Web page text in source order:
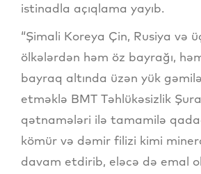
istinadla açıqlama yayıb.
“Şimali Koreya Çin, Rusiya və
ölkələrdən həm öz bayrağı,
bayraq altında üzən yük
etməklə BMT Təhlükəsizlik
qətnamələri ilə tamamilə
kömür və dəmir filizi kimi
davam etdirib, eləcə də emal